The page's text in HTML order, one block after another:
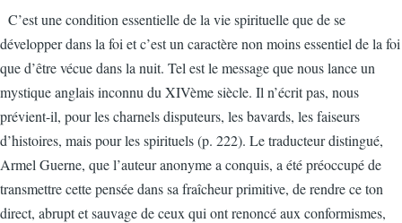
C’est une condition essentielle de la vie spirituelle que de se
développer dans la foi et c’est un caractère non moins essentiel de la foi
que d’être vécue dans la nuit. Tel est le message que nous lance un
mystique anglais inconnu du XIVème siècle. Il n’écrit pas, nous
prévient-il, pour les charnels disputeurs, les bavards, les faiseurs
d’histoires, mais pour les spirituels (p. 222). Le traducteur distingué,
Armel Guerne, que l’auteur anonyme a conquis, a été préoccupé de
transmettre cette pensée dans sa fraîcheur primitive, de rendre ce ton
direct, abrupt et sauvage de ceux qui ont renoncé aux conformismes,